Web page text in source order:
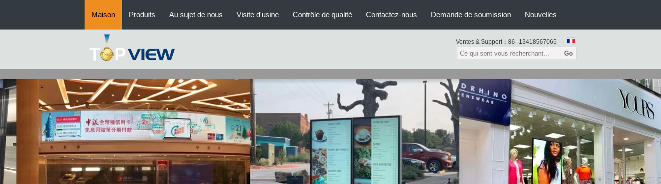
Maison Produits Au sujet de nous Visite d'usine Contrôle de qualité Contactez-nous Demande de soumission Nouvelles
Ventes & Support： 86--13418567065
Go
mur de la vidéo 4k moniteur d'appui-tête de voiture Tous dans un signage numérique
Tous dans un signage numérique Signage numérique d'intérieur affichage digital extérieur